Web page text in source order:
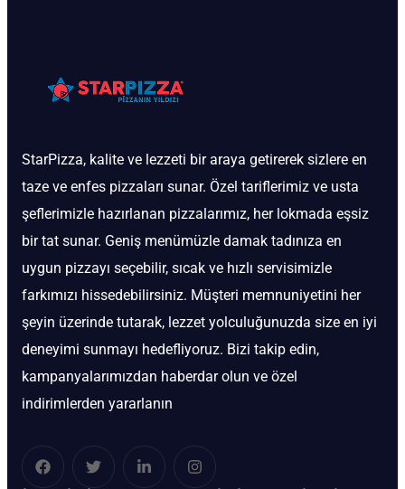
StarPizza, kalite ve lezzeti bir araya getirerek sizlere en
taze ve enfes pizzaları sunar. Özel tariflerimiz ve usta
şeflerimizle hazırlanan pizzalarımız, her lokmada eşsiz
bir tat sunar. Geniş menümüzle damak tadınıza en
uygun pizzayı seçebilir, sıcak ve hızlı servisimizle
farkımızı hissedebilirsiniz. Müşteri memnuniyetini her
şeyin üzerinde tutarak, lezzet yolculuğunuzda size en iyi
deneyimi sunmayı hedefliyoruz. Bizi takip edin,
kampanyalarımızdan haberdar olun ve özel
indirimlerden yararlanın